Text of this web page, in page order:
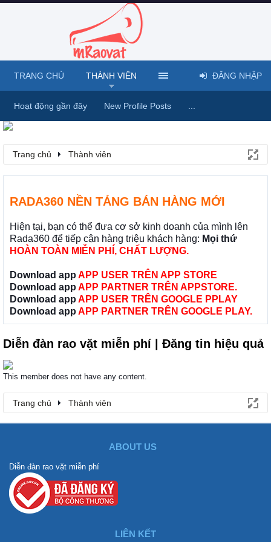
Trang chủ Thành viên
RADA360 NỀN TẢNG BÁN HÀNG MỚI
Hiện tại, bạn có thể đưa cơ sở kinh doanh của mình lên
Rada360 để tiếp cận hàng triệu khách hàng: Mọi thứ
HOÀN TOÀN MIỄN PHÍ, CHẤT LƯỢNG.
Download app APP USER TRÊN APP STORE
Download app APP PARTNER TRÊN APPSTORE.
Download app APP USER TRÊN GOOGLE PPLAY
Download app APP PARTNER TRÊN GOOGLE PLAY.
Diễn đàn rao vặt miễn phí | Đăng tin hiệu quả
This member does not have any content.
Trang chủ Thành viên
TRANG CHỦ THÀNH VIÊN
Hoạt động gần đây New Profile Posts
ĐĂNG NHẬP
ABOUT US
Diễn đàn rao vặt miễn phí
LIÊN KẾT